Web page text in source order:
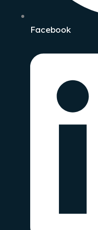
Facebook